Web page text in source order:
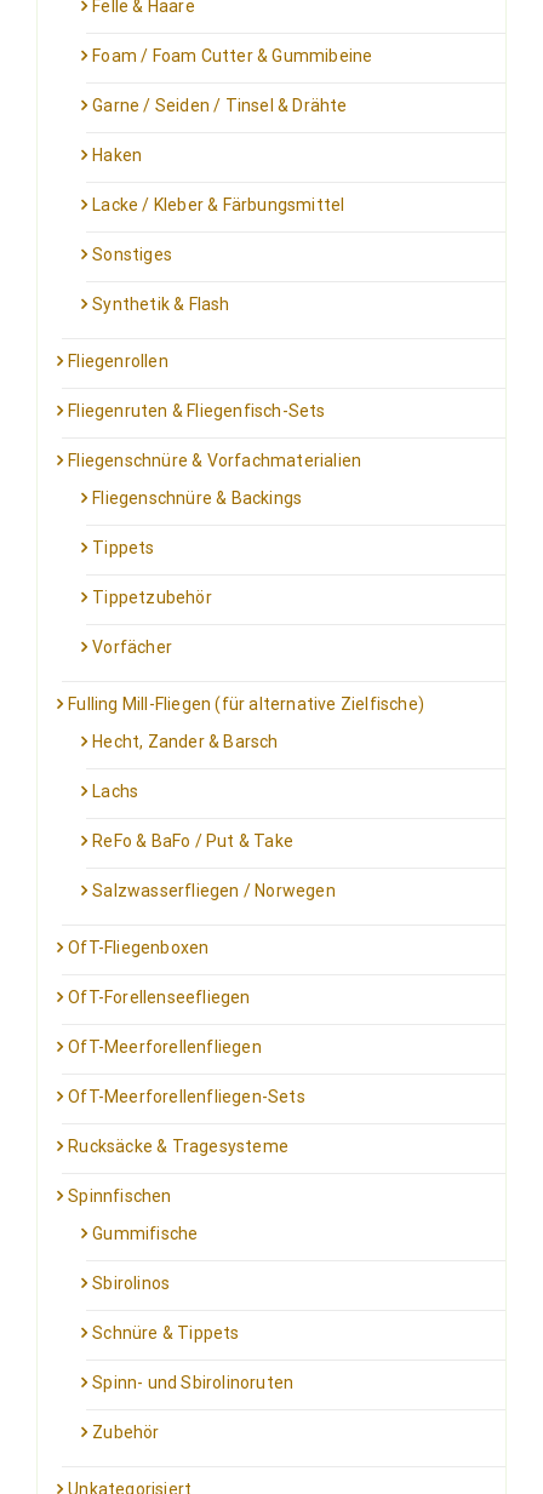
Felle & Haare
Foam / Foam Cutter & Gummibeine
Garne / Seiden / Tinsel & Drähte
Haken
Lacke / Kleber & Färbungsmittel
Sonstiges
Synthetik & Flash
Fliegenrollen
Fliegenruten & Fliegenfisch-Sets
Fliegenschnüre & Vorfachmaterialien
Fliegenschnüre & Backings
Tippets
Tippetzubehör
Vorfächer
Fulling Mill-Fliegen (für alternative Zielfische)
Hecht, Zander & Barsch
Lachs
ReFo & BaFo / Put & Take
Salzwasserfliegen / Norwegen
OfT-Fliegenboxen
OfT-Forellenseefliegen
OfT-Meerforellenfliegen
OfT-Meerforellenfliegen-Sets
Rucksäcke & Tragesysteme
Spinnfischen
Gummifische
Sbirolinos
Schnüre & Tippets
Spinn- und Sbirolinoruten
Zubehör
Unkategorisiert